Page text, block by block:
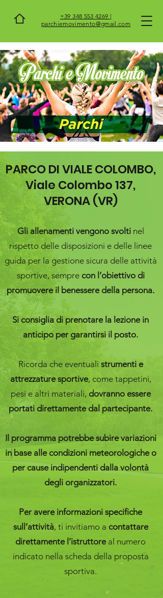
+39 348 553 4269 |
parchiemovimento@gmail.com
PARCO DI VIALE COLOMBO,
Viale Colombo 137,
VERONA (VR)
Gli allenamenti vengono svolti nel
rispetto delle disposizioni e delle linee
guida per la gestione sicura delle attività
sportive, semprecon l’obiettivo di
promuovere il benessere della persona.
Si consiglia di prenotare la lezione in
anticipo per garantirsi il posto.
Ricorda che eventuali strumenti e
attrezzature sportive, come tappetini,
pesi e altri materiali,dovranno essere
portati direttamente dal partecipante.
Il programma potrebbe subire variazioni
in base alle condizioni meteorologiche o
per cause indipendenti dalla volontà
degli organizzatori.
Per avere informazioni specifiche
sull’attività, ti invitiamo a contattare
direttamente l’istruttore al numero
indicato nella scheda della proposta
sportiva.